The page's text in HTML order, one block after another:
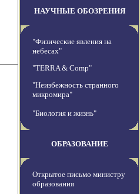
НАУЧНЫЕ ОБОЗРЕНИЯ
"Физические явления на
небесах"
"TERRA & Comp"
"Неизбежность странного
микромира"
"Биология и жизнь"
ОБРАЗОВАНИЕ
Открытое письмо министру
образования